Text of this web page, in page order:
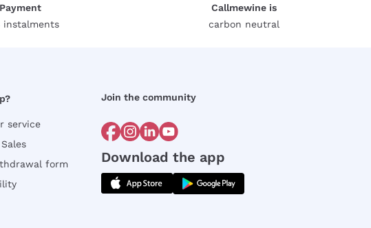
Payment
instalments
Callmewine is
carbon neutral
service
form
Join the community
Download the app